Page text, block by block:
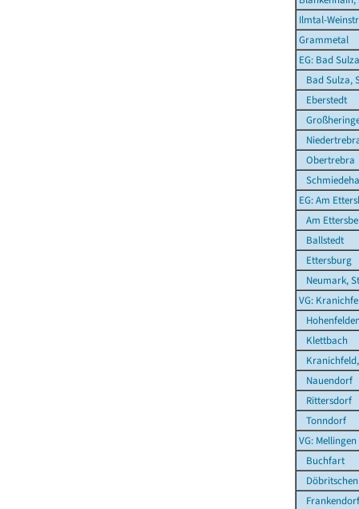
Ilmtal-
Grammetal
EG: Bad
Bad Sulza,
Eberstedt
Obertrebra
EG: Am
Am
Ballstedt
Ettersburg
Neumark,
VG:
Klettbach
Nauendorf
Rittersdorf
Tonndorf
VG: Mellingen
Buchfart
Döbritschen
Frankendorf